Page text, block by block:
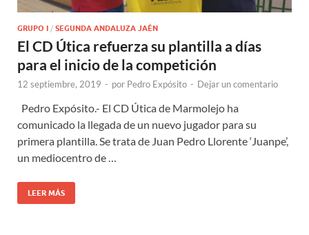
GRUPO I / SEGUNDA ANDALUZA JAÉN
El CD Útica refuerza su plantilla a días
para el inicio de la competición
12 septiembre, 2019 - por Pedro Expósito - Dejar un comentario
Pedro Expósito.- El CD Útica de Marmolejo ha
comunicado la llegada de un nuevo jugador para su
primera plantilla. Se trata de Juan Pedro Llorente ‘Juanpe’,
un mediocentro de …
LEER MÁS